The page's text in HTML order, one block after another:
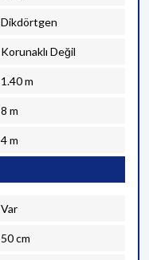
Dikdörtgen
Korunaklı Değil
1.40 m
8 m
4 m
Var
50 cm